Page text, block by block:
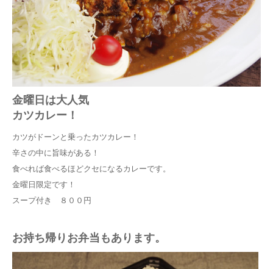
金曜日は大人気
カツカレー！
カツがドーンと乗ったカツカレー！
辛さの中に旨味がある！
食べれば食べるほどクセになるカレーです。
金曜日限定です！
スープ付き ８００円
お持ち帰りお弁当もあります。